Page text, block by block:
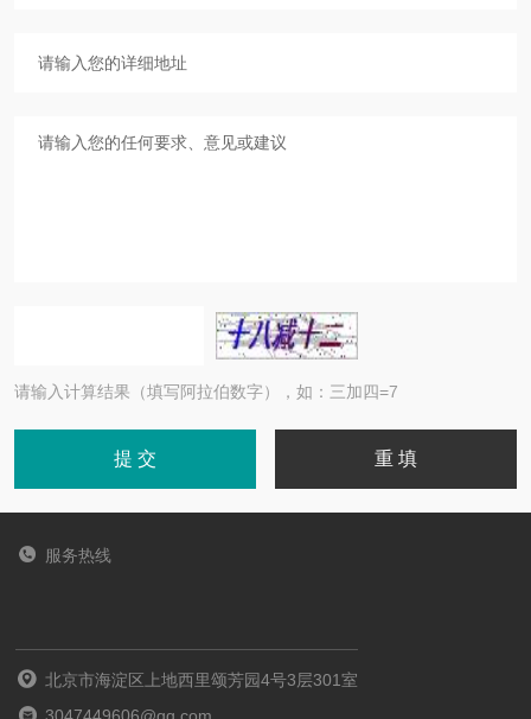
请输入计算结果（填写阿拉伯数字），如：三加四=7
服务热线
北京市海淀区上地西里颂芳园4号3层301室